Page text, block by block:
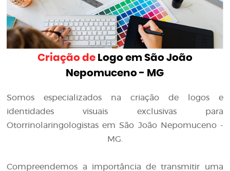
Criação deLogo em São João
Nepomuceno - MG
Somos especializados na criação de logos e
identidades visuais exclusivas para
Otorrinolaringologistas em São João Nepomuceno -
MG.
Compreendemos a importância de transmitir uma